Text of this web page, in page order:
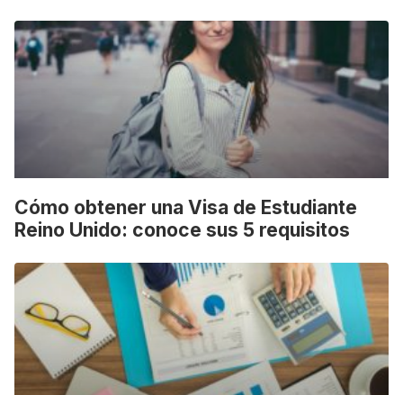
Cómo obtener una Visa de Estudiante
Reino Unido: conoce sus 5 requisitos